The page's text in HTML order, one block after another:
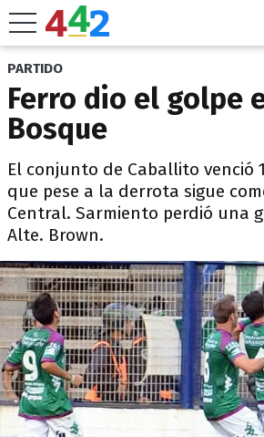
PARTIDO
Ferro dio el golpe
Bosque
El conjunto de Caballito venció
que pese a la derrota sigue
Central. Sarmiento perdió una
Alte. Brown.